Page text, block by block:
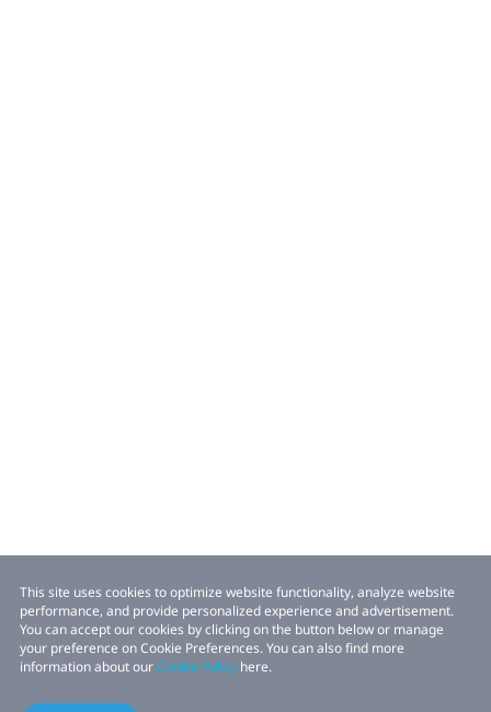
This site uses cookies to optimize website functionality, analyze website
performance, and provide personalized experience and advertisement.
You can accept our cookies by clicking on the button below or manage
your preference on Cookie Preferences. You can also find more
information about ourCookie Policy here.